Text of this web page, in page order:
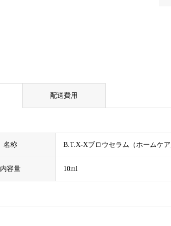
配送費用
名称 B.T.X-Xブロウセラム（ホームケ
内容量 10ml